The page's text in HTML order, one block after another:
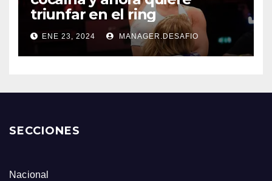
triunfar en el ring​
ENE 23, 2024 MANAGER.DESAFIO
SECCIONES
Nacional